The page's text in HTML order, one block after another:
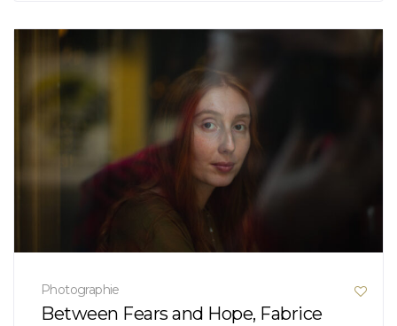
Photographie
Between Fears and Hope, Fabrice